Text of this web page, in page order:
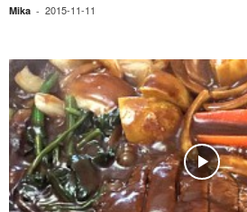
Mika - 2015-11-11